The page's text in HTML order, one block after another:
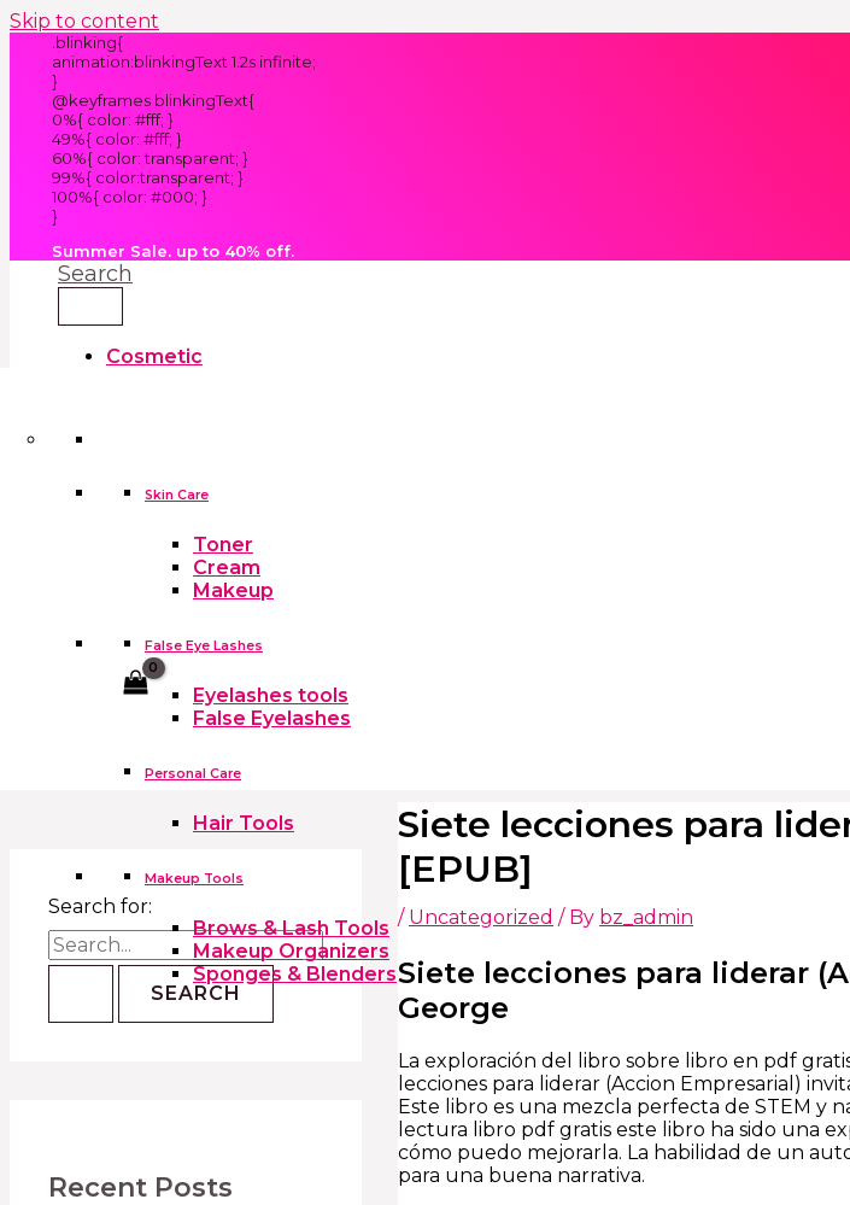
Skip to content
.blinking{
animation:blinkingText 1.2s infinite;
}
@keyframes blinkingText{
0%{ color: #fff; }
49%{ color: #fff; }
60%{ color: transparent; }
99%{ color:transparent; }
100%{ color: #000; }
}
Summer Sale. up to 40% off.
Search
Cosmetic
Skin Care
Toner
Cream
Makeup
False Eye Lashes
Eyelashes tools
False Eyelashes
Personal Care
Hair Tools
Makeup Tools
Brows & Lash Tools
Makeup Organizers
Sponges & Blenders
Household
Search for:
Recent Posts
Siete lecciones para
[EPUB]
/ Uncategorized / By bz_admin
Siete lecciones para liderar
George
La exploración del libro sobre libro en pdf
lecciones para liderar (Accion Empresarial)
Este libro es una mezcla perfecta de STEM y
lectura libro pdf gratis este libro ha sido una
cómo puedo mejorarla. La habilidad de un
para una buena narrativa.